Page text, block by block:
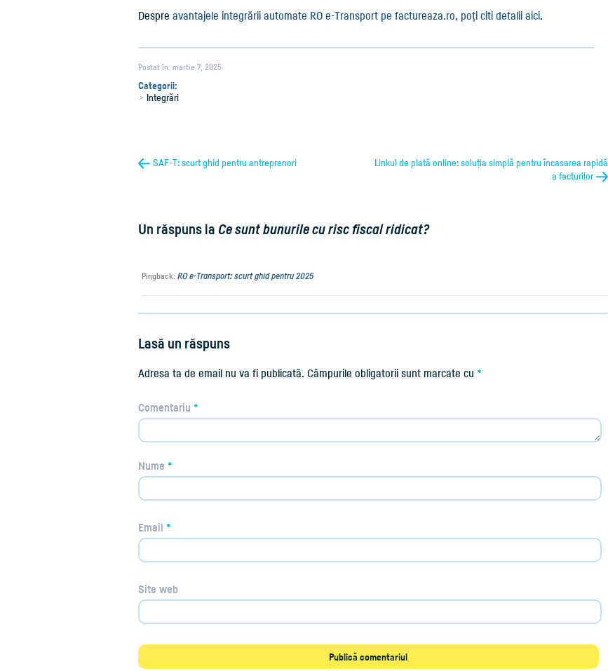
Despre avantajele integrării automate RO e-Transport pe factureaza.ro, poți citi detalii aici.
Postat în: martie 7, 2025
Categorii:
Integrări
SAF-T: scurt ghid pentru antreprenori
Linkul de plată online: soluția simplă pentru încasarea rapidă
a facturilor
Un răspuns la Ce sunt bunurile cu risc fiscal ridicat?
Pingback: RO e-Transport: scurt ghid pentru 2025
Lasă un răspuns
Adresa ta de email nu va fi publicată. Câmpurile obligatorii sunt marcate cu *
Comentariu *
Nume *
Email *
Site web